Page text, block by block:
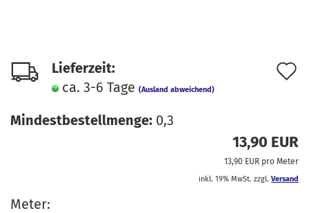
Lieferzeit:
ca. 3-6 Tage (Ausland abweichend)
Mindestbestellmenge: 0,3
13,90 EUR
13,90 EUR pro Meter
inkl. 19% MwSt. zzgl. Versand
Meter: